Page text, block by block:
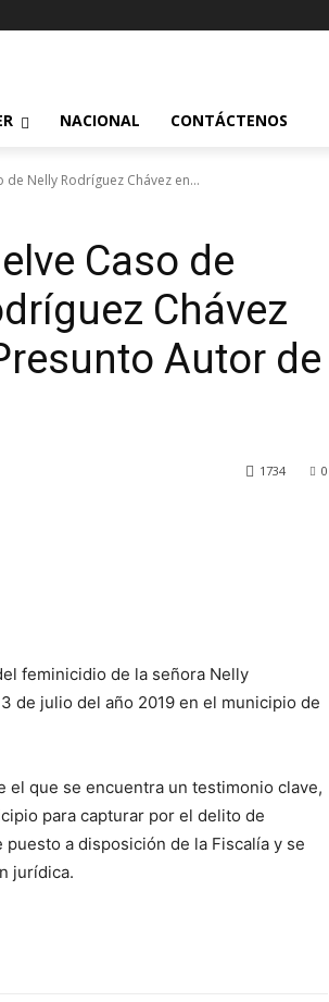
NACIONAL CONTÁCTENOS
Nelly Rodríguez Chávez en...
Caso de
Chávez
Autor de
0
1734
feminicidio de la señora Nelly
de julio del año 2019 en el municipio de
que se encuentra un testimonio clave,
para capturar por el delito de
a disposición de la Fiscalía y se
jurídica.